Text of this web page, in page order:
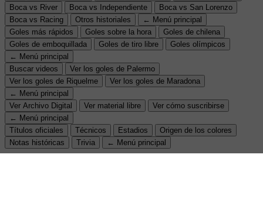
Boca vs River
Boca vs Independiente
Boca vs San Lorenzo
Boca vs Racing
Otros historiales
← Menú principal
Goles más rápidos
Goles sobre la hora
Goles de chilena
Goles de emboquillada
Goles de tiro libre
Goles olímpicos
← Menú principal
Buscar videos
Ver los goles de Palermo
Ver los goles de Riquelme
Ver los goles de Maradona
← Menú principal
Ver Archivo Digital
Ver material libre
Ver cómo suscribirse
← Menú principal
Títulos oficiales
Técnicos Estadios
Origen de los colores
Notas históricas
Trivia ← Menú principal